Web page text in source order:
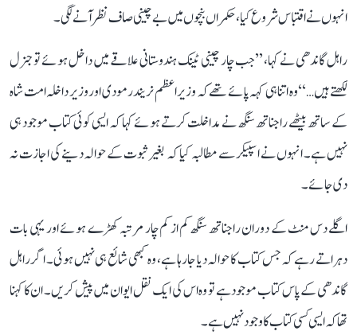
انہوں نے اقتباس شروع کیا، حکمراں بنچوں میں بے چینی صاف نظر آنے لگی۔
راہل گاندھی نے کہا، ’’جب چار چینی ٹینک ہندوستانی علاقے میں داخل ہوئے تو جنرل
لکھتے ہیں…‘‘ وہ اتنا ہی کہہ پائے تھے کہ وزیر اعظم نریندر مودی اور وزیر داخلہ امت شاہ
کے ساتھ بیٹھے راجناتھ سنگھ نے مداخلت کرتے ہوئے کہا کہ ایسی کوئی کتاب موجود ہی
نہیں ہے۔ انہوں نے اسپیکر سے مطالبہ کیا کہ بغیر ثبوت کے حوالہ دینے کی اجازت نہ
دی جائے۔
اگلے دس منٹ کے دوران راجناتھ سنگھ کم از کم چار مرتبہ کھڑے ہوئے اور یہی بات
دہراتے رہے کہ جس کتاب کا حوالہ دیا جا رہا ہے، وہ کبھی شائع ہی نہیں ہوئی۔ اگر راہل
گاندھی کے پاس کتاب موجود ہے تو وہ اس کی ایک نقل ایوان میں پیش کریں۔ ان کا کہنا
تھا کہ ایسی کسی کتاب کا وجود نہیں ہے۔